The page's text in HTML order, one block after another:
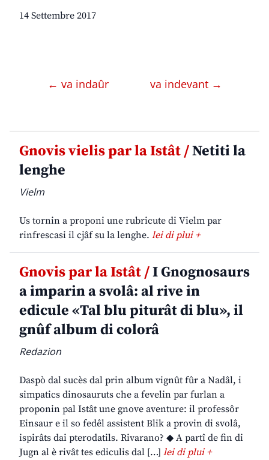
14 Settembre 2017
← va indaûr va indevant →
Gnovis vielis par la Istât /Netiti la
lenghe
Vielm
Us tornin a proponi une rubricute di Vielm par
rinfrescasi il cjâf su la lenghe. lei di plui +
Gnovis par la Istât /I Gnognosaurs
a imparin a svolâ: al rive in
edicule «Tal blu piturât di blu», il
gnûf album di colorâ
Redazion
Daspò dal sucès dal prin album vignût fûr a Nadâl, i
simpatics dinosauruts che a fevelin par furlan a
proponin pal Istât une gnove aventure: il professôr
Einsaur e il so fedêl assistent Blik a provin di svolâ,
ispirâts dai pterodatils. Rivarano? ◆ A partî de fin di
Jugn al è rivât tes ediculis dal […] lei di plui +